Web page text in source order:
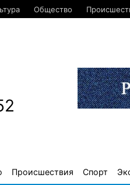
Общество
Происшествия Спорт